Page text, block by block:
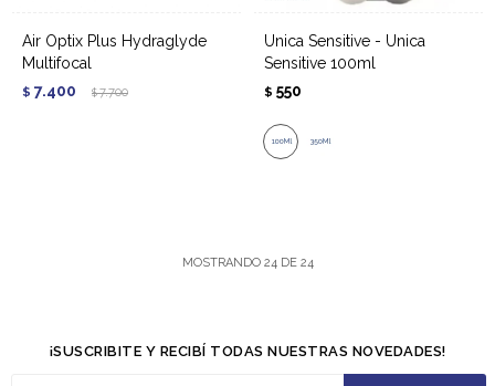
Air Optix Plus Hydraglyde
Multifocal
$ 7.400 $ 7.700
Unica Sensitive - Unica
Sensitive 100ml
$ 550
MOSTRANDO 24DE 24
¡SUSCRIBITE Y RECIBÍ TODAS NUESTRAS NOVEDADES!